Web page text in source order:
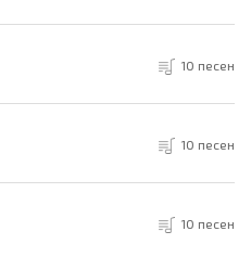
10 песен
10 песен
10 песен